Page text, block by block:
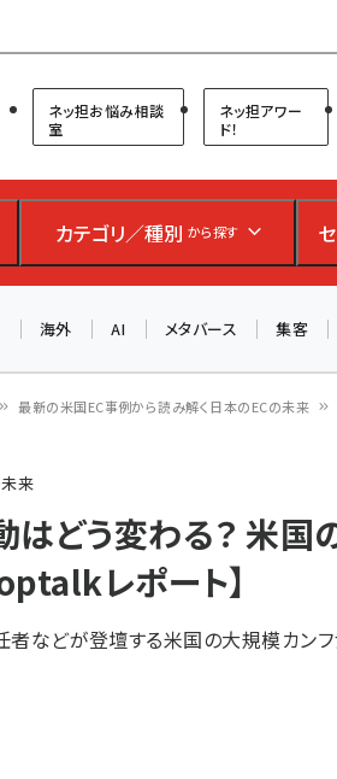
ップ担当者フォーラム
ネッ担お悩み相談
室
ネッ担アワー
ド！
カテゴリ／種別 から探す
海外 AI メタバース 集客
最新の米国EC事例から読み解く日本のECの未来
来
どう変わる？ 米国
レポート】
などが登壇する米国の大規模カンフ
AIが買い物を代行する時代に打
アルペン、オイシックス、元UA
ミナー（8/26＠東京）【